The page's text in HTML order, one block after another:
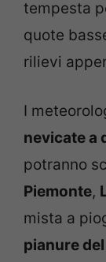
tempesta
quote
rilievi
I
nevicate a
potranno
Piemonte,
mista a
pianure